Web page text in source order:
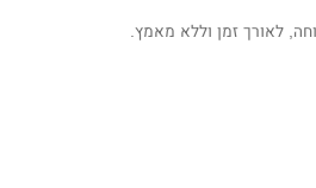
לאורך זמן וללא מאמץ.